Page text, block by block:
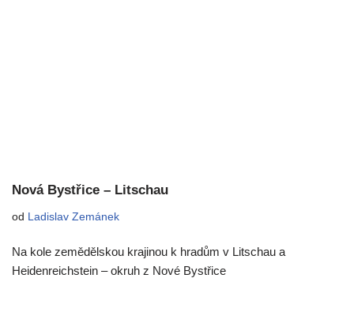
Nová Bystřice – Litschau
od Ladislav Zemánek
Na kole zemědělskou krajinou k hradům v Litschau a
Heidenreichstein – okruh z Nové Bystřice